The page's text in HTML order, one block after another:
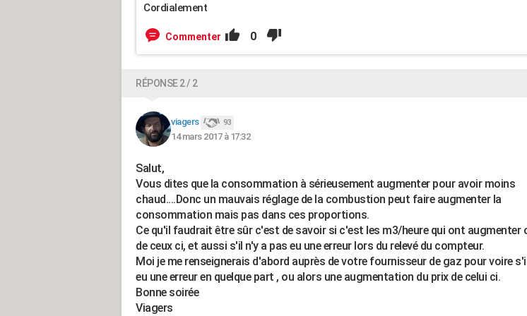
Cordialement
Commenter 0
RÉPONSE 2 / 2
viagers 93
14 mars 2017 à 17:32
Salut,
Vous dites que la consommation à sérieusement augmenter pour avoir moins
chaud....Donc un mauvais réglage de la combustion peut faire augmenter la
consommation mais pas dans ces proportions.
Ce qu'il faudrait être sûr c'est de savoir si c'est les m3/heure qui ont augmenter
de ceux ci, et aussi s'il n'y a pas eu une erreur lors du relevé du compteur.
Moi je me renseignerais d'abord auprès de votre fournisseur de gaz pour voire
eu une erreur en quelque part , ou alors une augmentation du prix de celui ci.
Bonne soirée
Viagers